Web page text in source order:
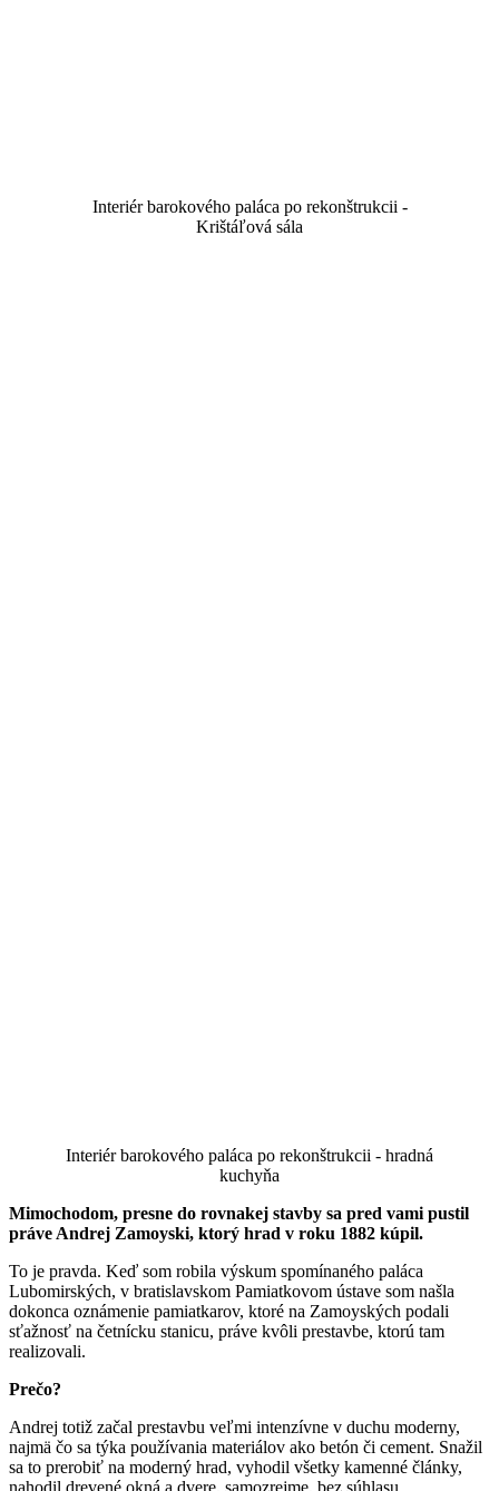
Interiér barokového paláca po rekonštrukcii -
Krištáľová sála
Interiér barokového paláca po rekonštrukcii - hradná
kuchyňa
Mimochodom, presne do rovnakej stavby sa pred vami pustil
práve Andrej Zamoyski, ktorý hrad v roku 1882 kúpil.
To je pravda. Keď som robila výskum spomínaného paláca
Lubomirských, v bratislavskom Pamiatkovom ústave som našla
dokonca oznámenie pamiatkarov, ktoré na Zamoyských podali
sťažnosť na četnícku stanicu, práve kvôli prestavbe, ktorú tam
realizovali.
Prečo?
Andrej totiž začal prestavbu veľmi intenzívne v duchu moderny,
najmä čo sa týka používania materiálov ako betón či cement. Snažil
sa to prerobiť na moderný hrad, vyhodil všetky kamenné články,
nahodil drevené okná a dvere, samozrejme, bez súhlasu